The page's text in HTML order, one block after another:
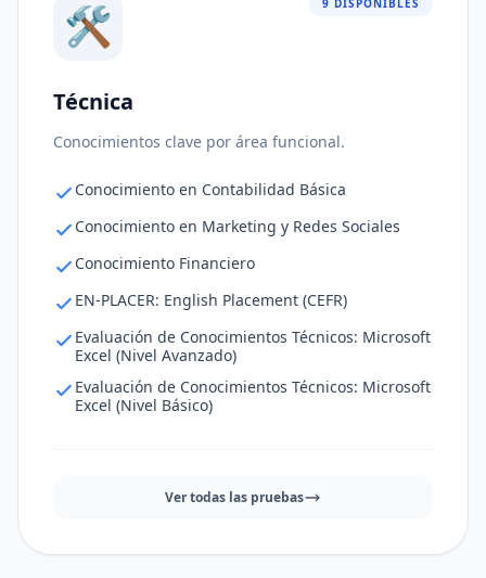
🛠️
Técnica
Conocimientos clave por área funcional.
Conocimiento en Contabilidad Básica
Conocimiento en Marketing y Redes Sociales
Conocimiento Financiero
EN-PLACER: English Placement (CEFR)
Evaluación de Conocimientos Técnicos: Microsoft
Excel (Nivel Avanzado)
Evaluación de Conocimientos Técnicos: Microsoft
Excel (Nivel Básico)
Ver todas las pruebas